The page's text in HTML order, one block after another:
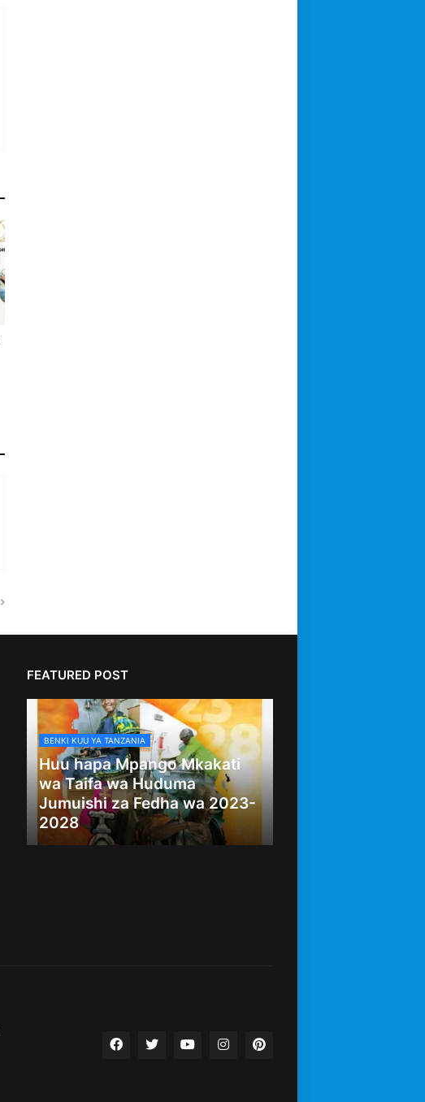
FEATURED POST
BENKI KUU YA TANZANIA
Huu hapa Mpango Mkakati
wa Taifa wa Huduma
Jumuishi za Fedha wa 2023-
2028